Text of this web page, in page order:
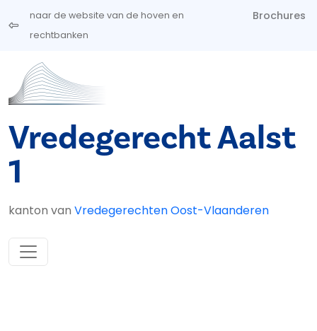
Overslaan en naar de inhoud gaan
naar de website van de hoven en
rechtbanken
Brochures
Vredegerecht Aalst
1
kanton van Vredegerechten Oost-Vlaanderen